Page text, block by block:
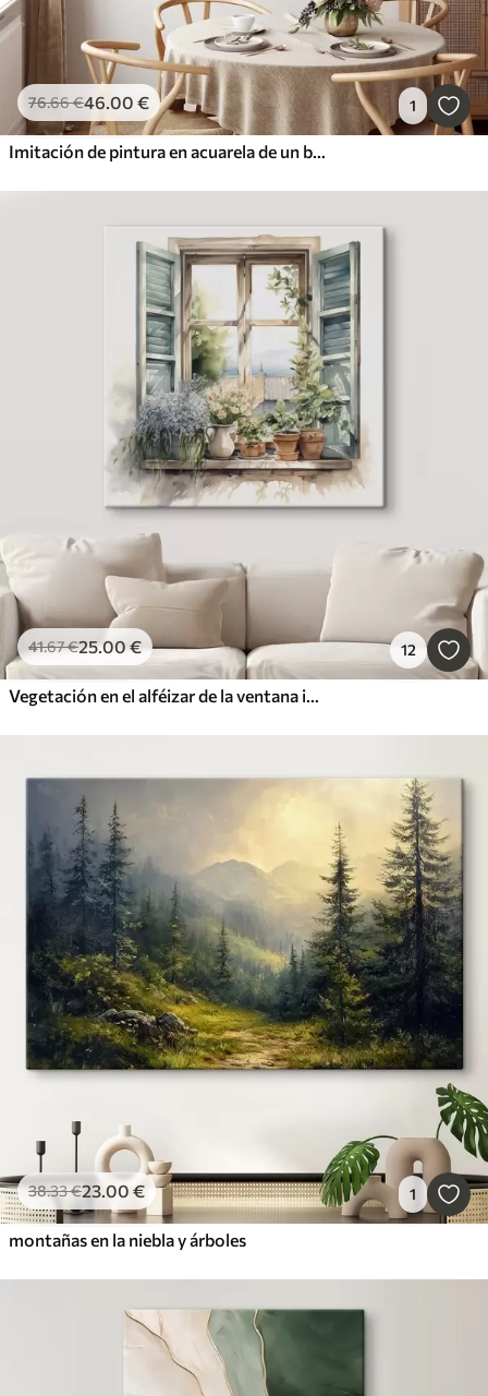
76.66€46.00 € 1
Imitación de pintura en acuarela de un bosque abstracto con árboles altos y follaje verde, colores suaves y apagados
41.67€25.00 € 12
Vegetación en el alféizar de la ventana imitación de acuarela
38.33€23.00 € 1
montañas en la niebla y árboles